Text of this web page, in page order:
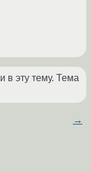
в эту тему. Тема
→